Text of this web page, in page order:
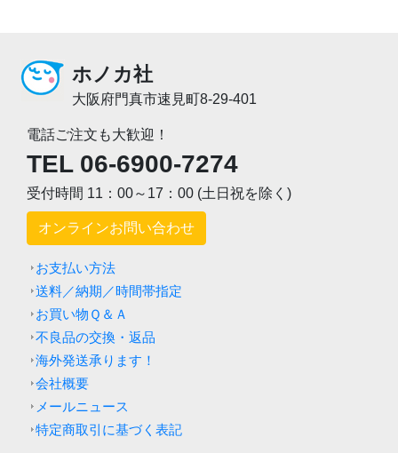
ホノカ社
大阪府門真市速見町8-29-401
電話ご注文も大歓迎！
TEL 06-6900-7274
受付時間 11：00～17：00 (土日祝を除く)
オンラインお問い合わせ
お支払い方法
送料／納期／時間帯指定
お買い物Ｑ＆Ａ
不良品の交換・返品
海外発送承ります！
会社概要
メールニュース
特定商取引に基づく表記